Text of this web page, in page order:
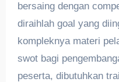
bersaing dengan
diraihlah goal yang
kompleknya materi
swot bagi
peserta, dibutuhkan